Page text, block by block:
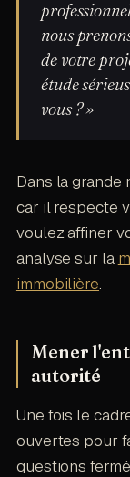
nous
de votre
étude
vous ? »
Dans la grande
car il respecte
voulez affiner
analyse sur la
immobilière.
Mener
autorité
Une fois le
ouvertes pour
questions